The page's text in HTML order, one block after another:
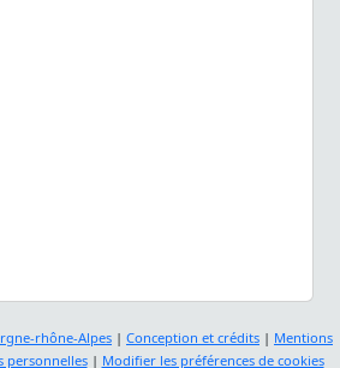
rhône-Alpes | Conception et crédits | Mentions
personnelles| Modifier les préférences de cookies